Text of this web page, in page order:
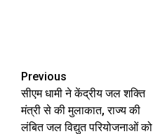
Continue
Reading
Previous
सीएम धामी ने केंद्रीय जल शक्ति
मंत्री से की मुलाकात, राज्य की
लंबित जल विद्युत परियोजनाओं को